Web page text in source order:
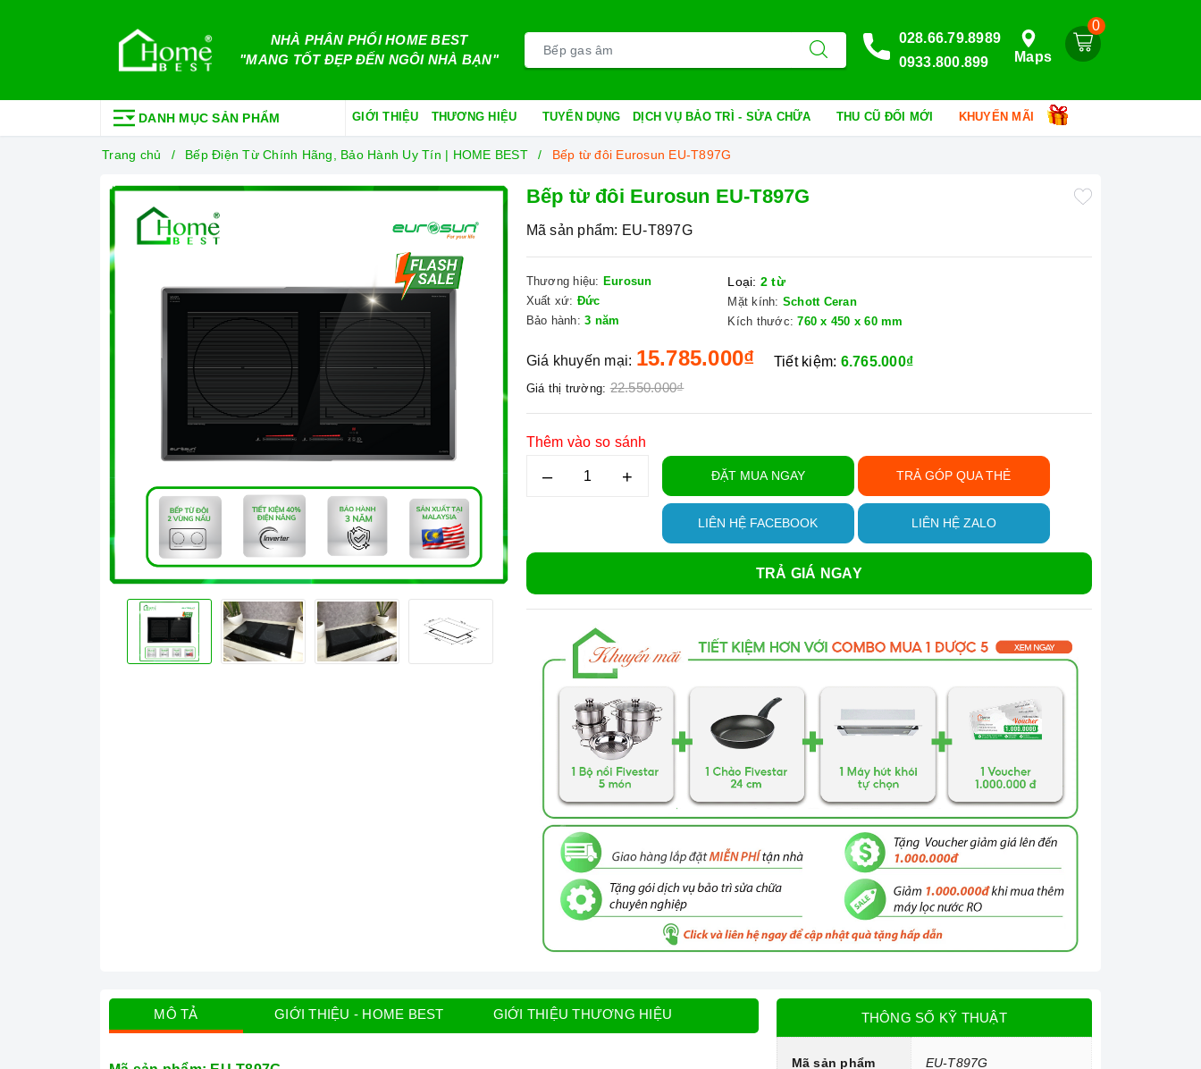
NHÀ PHÂN PHỐI HOME BEST
"MANG TỐT ĐẸP ĐẾN NGÔI NHÀ BẠN"
0
Maps
028.66.79.8989
0933.800.899
DANH MỤC SẢN PHẨM GIỚI THIỆU THƯƠNG HIỆU TUYỂN DỤNG DỊCH VỤ BẢO TRÌ - SỬA CHỮA THU CŨ ĐỔI MỚI KHUYẾN MÃI
Trang chủ Bếp Điện Từ Chính Hãng, Bảo Hành Uy Tín | HOME BEST Bếp từ đôi Eurosun EU-T897G
Bếp từ đôi Eurosun EU-T897G
Mã sản phẩm: EU-T897G
Thương hiệu: Eurosun
Xuất xứ: Đức
Bảo hành: 3 năm
Loại: 2 từ
Mặt kính: Schott Ceran
Kích thước: 760 x 450 x 60 mm
Giá khuyến mại: 15.785.000₫
Giá thị trường: 22.550.000₫
Tiết kiệm: 6.765.000₫
Thêm vào so sánh
– + ĐẶT MUA NGAY TRẢ GÓP QUA THẺ
LIÊN HỆ FACEBOOK LIÊN HỆ ZALO
TRẢ GIÁ NGAY
MÔ TẢ GIỚI THIỆU - HOME BEST GIỚI THIỆU THƯƠNG HIỆU THÔNG SỐ KỸ THUẬT
Mã sản phẩm EU-T897G